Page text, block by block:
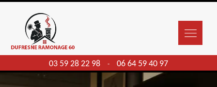
03 59 28 22 98 - 06 64 59 40 97